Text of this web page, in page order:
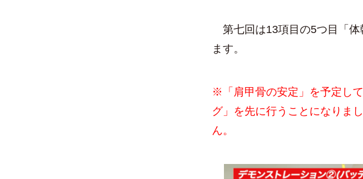
第七回は13項目の5つ目「体
ます。
※「肩甲骨の安定」を予定し
グ」を先に行うことになりま
ん。